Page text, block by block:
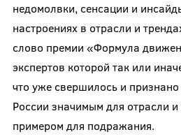
недомолвки, сенсации и
настроениях в отрасли и
слово премии «Формула
экспертов которой так или
что уже свершилось и
России значимым для отрасли
примером для подражания.